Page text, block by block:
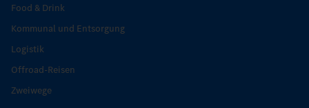
Food & Drink
Kommunal und Entsorgung
Logistik
Offroad-Reisen
Zweiwege